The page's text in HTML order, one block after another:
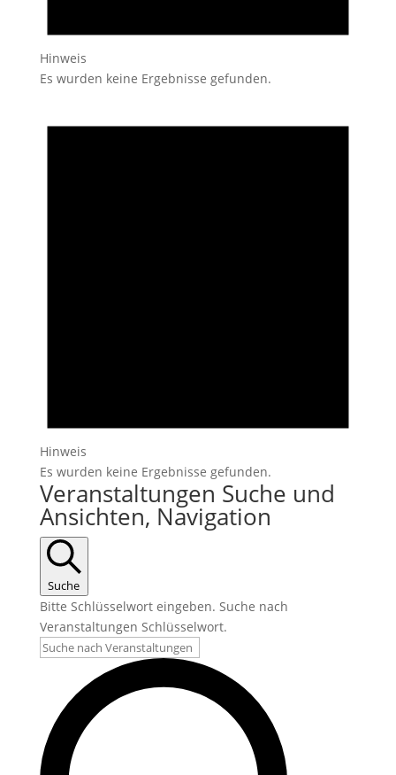
Hinweis
Es wurden keine Ergebnisse gefunden.
Hinweis
Es wurden keine Ergebnisse gefunden.
Veranstaltungen Suche und
Ansichten, Navigation
Suche
Bitte Schlüsselwort eingeben. Suche nach
Veranstaltungen Schlüsselwort.